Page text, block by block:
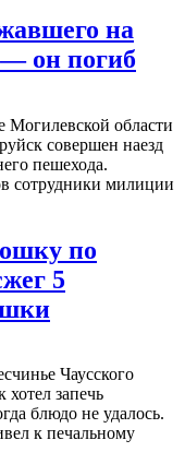
на
— он погиб
Могилевской области
совершен наезд
пешехода.
сотрудники милиции
по
5
Чаусского
запечь
блюдо не удалось.
к печальному